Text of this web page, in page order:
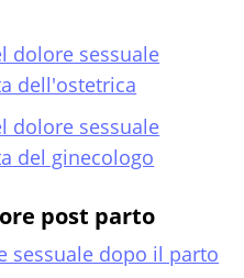
dolore sessuale
dell'ostetrica
dolore sessuale
del ginecologo
post parto
sessuale dopo il parto